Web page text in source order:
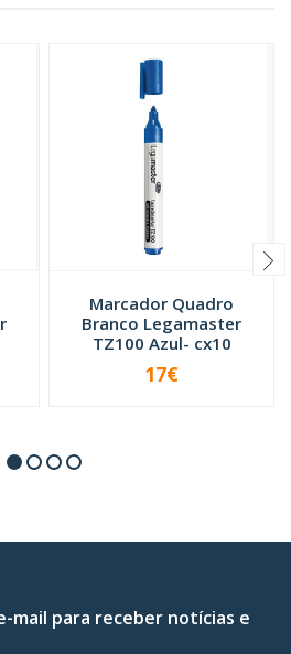
Marcador Quadro
Branco Legamaster
TZ100 Azul- cx10
+
17€
mail para receber notícias e